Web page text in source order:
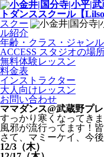
スクー
ル紹介
年齢・クラス・ジャンル
ACCESS スタジオの場
無料体験レッスン
料金表
インストラクター
大人向けレッスン
お問い合わせ
ママダンス@武蔵野プ
すっかり寒くなってき
風邪が流行ってます！
さて、マミーケイ、今
12/3（木）